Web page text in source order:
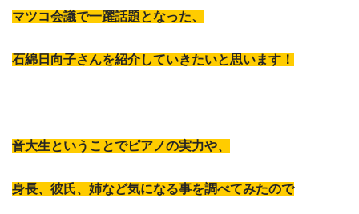
マツコ会議で一躍話題となった、
石綿日向子さんを紹介していきたいと思います！
音大生ということでピアノの実力や、
身長、彼氏、姉など気になる事を調べてみたので